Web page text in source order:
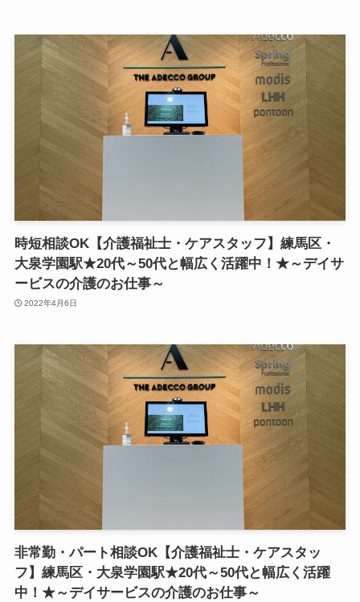
時短相談OK【介護福祉士・ケアスタッフ】練馬区・
大泉学園駅★20代～50代と幅広く活躍中！★～デイサ
ービスの介護のお仕事～
2022年4月6日
非常勤・パート相談OK【介護福祉士・ケアスタッ
フ】練馬区・大泉学園駅★20代～50代と幅広く活躍
中！★～デイサービスの介護のお仕事～